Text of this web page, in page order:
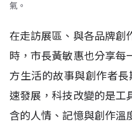
氣。
在走訪展區、與各品牌創
時，市長黃敏惠也分享每
方生活的故事與創作者
速發展，科技改變的是工
含的人情、記憶與創作溫